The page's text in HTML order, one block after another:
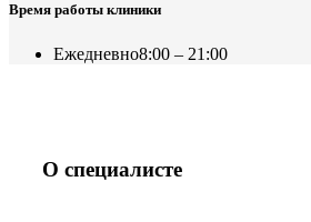
Время работы клиники
Ежедневно8:00 – 21:00
О специалисте